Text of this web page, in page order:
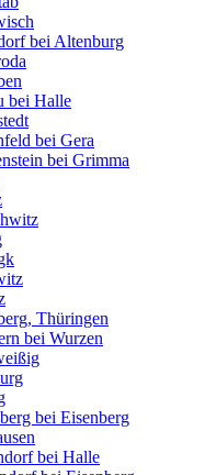
bei Altenburg
bei Halle
bei Gera
bei Grimma
Thüringen
bei Wurzen
bei Eisenberg
bei Halle